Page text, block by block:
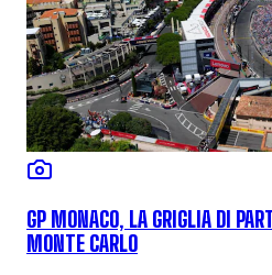
GP MONACO, LA GRIGLIA DI
MONTE CARLO